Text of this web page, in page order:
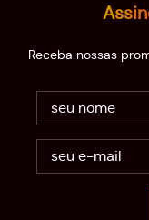
Receba nossas